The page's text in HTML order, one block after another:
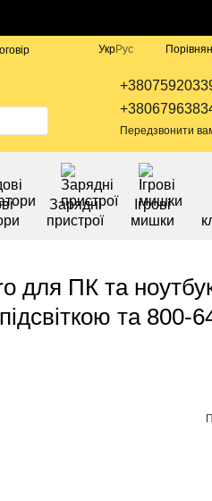
УкрРус
Передзвонити
Зарядні
пристрої
Ігрові
мишки
для ПК та
та 800-